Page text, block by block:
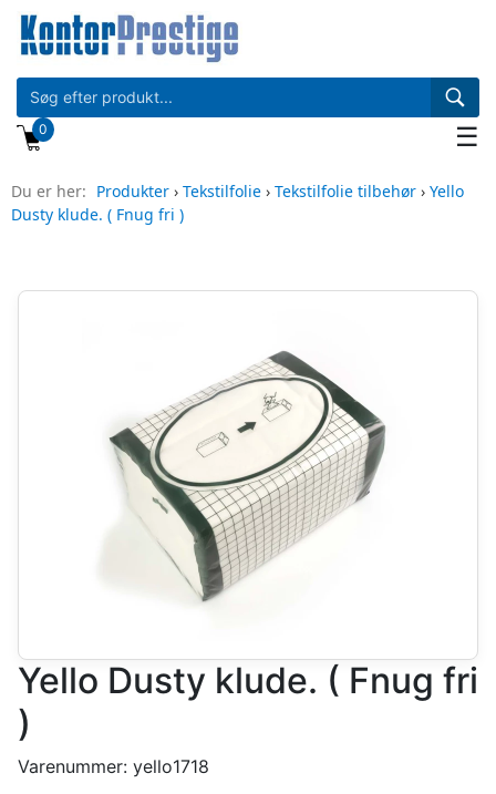
0 ☰
Du er her: Produkter › Tekstilfolie › Tekstilfolie tilbehør › Yello
Dusty klude. ( Fnug fri )
Yello Dusty klude. ( Fnug fri
)
Varenummer: yello1718